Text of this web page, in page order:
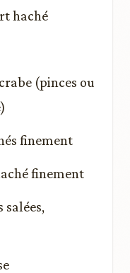
haché
(pinces ou
finement
finement
salées,